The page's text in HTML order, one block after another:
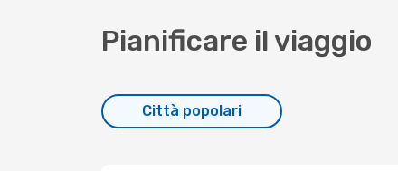
Pianificare il viaggio
Città popolari